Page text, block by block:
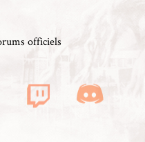
officiels